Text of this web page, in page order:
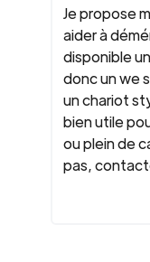
Je propose
aider à
disponible
donc un we
un chariot
bien utile
ou plein de
pas,